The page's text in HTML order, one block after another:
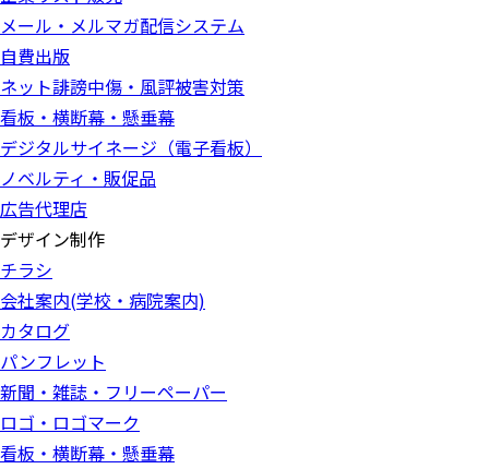
メール・メルマガ配信システム
自費出版
ネット誹謗中傷・風評被害対策
看板・横断幕・懸垂幕
デジタルサイネージ（電子看板）
ノベルティ・販促品
広告代理店
デザイン制作
チラシ
会社案内(学校・病院案内)
カタログ
パンフレット
新聞・雑誌・フリーペーパー
ロゴ・ロゴマーク
看板・横断幕・懸垂幕